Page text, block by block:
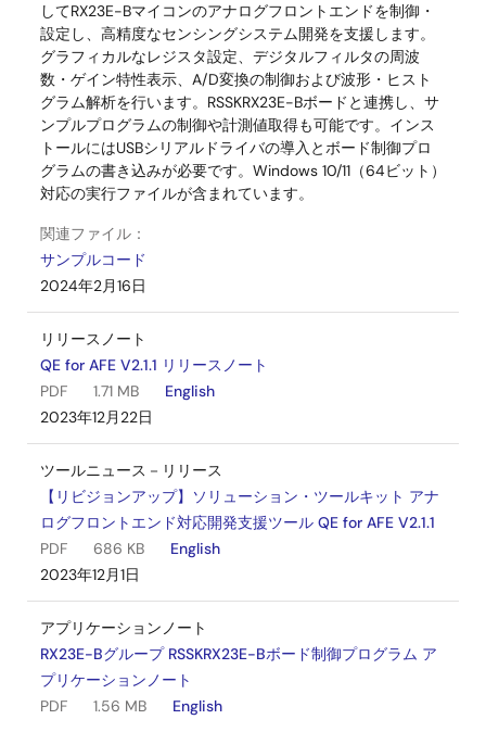
してRX23E-Bマイコンのアナログフロントエンドを制御・
設定し、高精度なセンシングシステム開発を支援します。
グラフィカルなレジスタ設定、デジタルフィルタの周波
数・ゲイン特性表示、A/D変換の制御および波形・ヒスト
グラム解析を行います。RSSKRX23E-Bボードと連携し、サ
ンプルプログラムの制御や計測値取得も可能です。インス
トールにはUSBシリアルドライバの導入とボード制御プロ
グラムの書き込みが必要です。Windows 10/11（64ビット）
対応の実行ファイルが含まれています。
関連ファイル：
サンプルコード
2024年2月16日
リリースノート
QE for AFE V2.1.1 リリースノート
PDF
1.71 MB
English
2023年12月22日
ツールニュース－リリース
【リビジョンアップ】ソリューション・ツールキット アナ
ログフロントエンド対応開発支援ツール QE for AFE V2.1.1
PDF
686 KB
English
2023年12月1日
アプリケーションノート
RX23E-Bグループ RSSKRX23E-Bボード制御プログラム ア
プリケーションノート
PDF
1.56 MB
English